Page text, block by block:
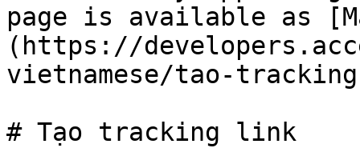
page is available as
(https://
vietnamese/tao-
# Tạo tracking link